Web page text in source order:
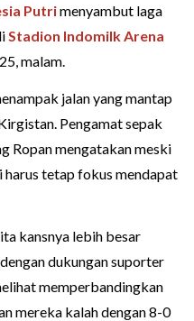
Putrimenyambut laga
Stadion Indomilk Arena
malam.
jalan yang mantap
Pengamat sepak
Ropan mengatakan meski
tetap fokus mendapat
kansnya lebih besar
dukungan suporter
memperbandingkan
mereka kalah dengan 8-0